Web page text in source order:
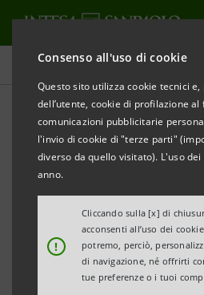
Consenso all'uso di cookie
Questo sito utilizza cookie tecnici
dell’utente, cookie di profilazione
comunicazioni pubblicitarie
l'invio di cookie di "terze parti"
diverso da quello visitato). L'uso
anno.
!
Cliccando sulla [x] di
acconsenti all’uso dei
potremo, perciò,
di navigazione, né offrirti
tue preferenze o i tuoi
Comunicati stampa
STAMPA AGGIORNA
INTESA SANPAOLO:
CENTRO DI RICERCA
CENTAI nasce a
Intesa Sanpaolo,
Banca ed un team
nella ricerca su AI. Il